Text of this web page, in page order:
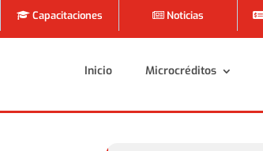
Capacitaciones Noticias
Inicio Microcréditos
Inicio Microcréditos